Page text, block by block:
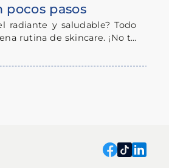
pasos
radiante y saludable? Todo
rutina de skincare. ¡No te
con estos simples
que encontrás en Farmacia